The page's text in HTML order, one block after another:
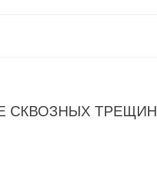
СКВОЗНЫХ ТРЕЩИН